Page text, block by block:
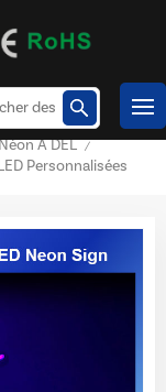
À DEL /
Personnalisées